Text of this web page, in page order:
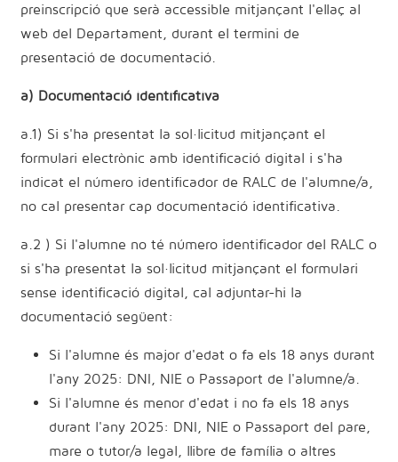
preinscripció que serà accessible mitjançant l'ellaç al
web del Departament, durant el termini de
presentació de documentació.
a) Documentació identificativa
a.1) Si s'ha presentat la sol·licitud mitjançant el
formulari electrònic amb identificació digital i s'ha
indicat el número identificador de RALC de l'alumne/a,
no cal presentar cap documentació identificativa.
a.2 ) Si l'alumne no té número identificador del RALC o
si s'ha presentat la sol·licitud mitjançant el formulari
sense identificació digital, cal adjuntar-hi la
documentació següent:
Si l'alumne és major d'edat o fa els 18 anys durant
l'any 2025: DNI, NIE o Passaport de l'alumne/a.
Si l'alumne és menor d'edat i no fa els 18 anys
durant l'any 2025: DNI, NIE o Passaport del pare,
mare o tutor/a legal, llibre de família o altres